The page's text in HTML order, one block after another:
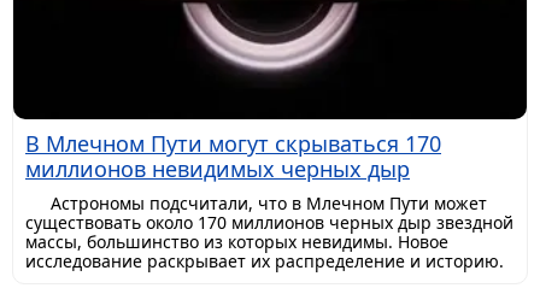
В Млечном Пути могут скрываться 170
миллионов невидимых черных дыр
Астрономы подсчитали, что в Млечном Пути может
существовать около 170 миллионов черных дыр звездной
массы, большинство из которых невидимы. Новое
исследование раскрывает их распределение и историю.